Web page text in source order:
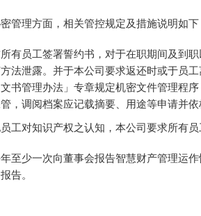
管理方面，相关管控规定及措施说明如下
有员工签署誓约书，对于在职期间及到
法泄露。并于本公司要求返还时或于员
书管理办法」专章规定机密文件管理程
，调阅档案应记载摘要、用途等申请并
工对知识产权之认知，本公司要求所有
至少一次向董事会报告智慧财产管理运
告。